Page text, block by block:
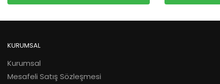
KURUMSAL
Kurumsal
Mesafeli Satış Sözleşmesi